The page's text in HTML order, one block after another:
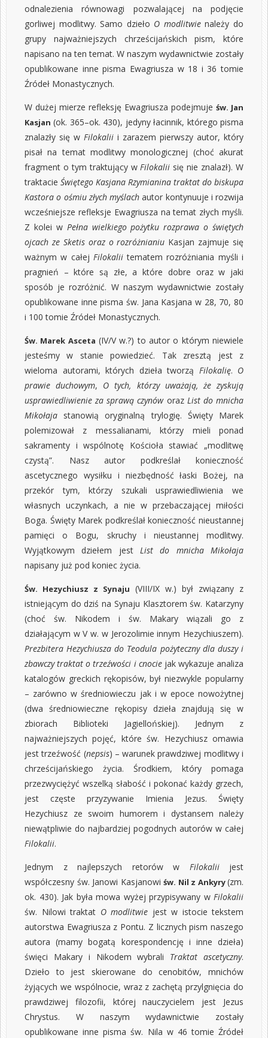
odnalezienia równowagi pozwalającej na podjęcie
gorliwej modlitwy. Samo dzieło O modlitwienależy do
grupy najważniejszych chrześcijańskich pism, które
napisano na ten temat. W naszym wydawnictwie zostały
opublikowane innepisma Ewagriusza w 18 i 36 tomie
Źródeł Monastycznych.
W dużej mierze refleksję Ewagriusza podejmuje św. Jan
Kasjan (ok. 365–ok. 430), jedyny łacinnik, którego pisma
znalazły się w Filokalii i zarazem pierwszy autor, który
pisał na temat modlitwy monologicznej (choć akurat
fragment o tym traktujący wFilokalii się nie znalazł). W
traktacie Świętego Kasjana Rzymianina traktat do biskupa
Kastora o ośmiu złych myślach autor kontynuuje i rozwija
wcześniejsze refleksje Ewagriusza na temat złych myśli.
Z kolei w Pełna wielkiego pożytku rozprawa o świętych
ojcach ze Sketis oraz o rozróżnianiu Kasjan zajmuje się
ważnym w całej Filokaliitematem rozróżniania myśli i
pragnień – które są złe, a które dobre oraz w jaki
sposób je rozróżnić. W naszym wydawnictwie zostały
opublikowane innepisma św. Jana Kasjana w 28, 70, 80
i 100 tomie Źródeł Monastycznych.
Św. Marek Asceta (IV/V w.?) to autor o którym niewiele
jesteśmy w stanie powiedzieć. Tak zresztą jest z
wieloma autorami, których dzieła tworzą Filokalię. O
prawie duchowym, O tych, którzy uważają, że zyskują
usprawiedliwienie za sprawą czynóworaz List do mnicha
Mikołaja stanowią oryginalną trylogię. Święty Marek
polemizował z messalianami, którzy mieli ponad
sakramenty i wspólnotę Kościoła stawiać „modlitwę
czystą”. Nasz autor podkreślał konieczność
ascetycznego wysiłku i niezbędność łaski Bożej, na
przekór tym, którzy szukali usprawiedliwienia we
własnych uczynkach, a nie w przebaczającej miłości
Boga. Święty Marek podkreślał konieczność nieustannej
pamięci o Bogu, skruchy i nieustannej modlitwy.
Wyjątkowym dziełem jest List do mnicha Mikołaja
napisany już pod koniec życia.
Św. Hezychiusz z Synaju (VIII/IX w.) był związany z
istniejącym do dziś na Synaju Klasztorem św. Katarzyny
(choć św. Nikodem i św. Makary wiązali go z
działającym w V w. w Jerozolimie innym Hezychiuszem).
Prezbitera Hezychiusza do Teodula pożyteczny dla duszy i
zbawczy traktat o trzeźwości i cnociejak wykazuje analiza
katalogów greckich rękopisów, był niezwykle popularny
– zarówno w średniowieczu jak i w epoce nowożytnej
(dwa średniowieczne rękopisy dzieła znajdują się w
zbiorach Biblioteki Jagiellońskiej). Jednym z
najważniejszych pojęć, które św. Hezychiusz omawia
jest trzeźwość (nepsis) – warunek prawdziwej modlitwy i
chrześcijańskiego życia. Środkiem, który pomaga
przezwyciężyć wszelką słabość i pokonać każdy grzech,
jest częste przyzywanie Imienia Jezus. Święty
Hezychiusz ze swoim humorem i dystansem należy
niewątpliwie do najbardziej pogodnych autorów w całej
Filokalii.
Jednym z najlepszych retorów w Filokalii jest
współczesny św. Janowi Kasjanowi św. Nil z Ankyry(zm.
ok. 430). Jak była mowa wyżej przypisywany w Filokalii
św. Nilowi traktat O modlitwie jest w istocie tekstem
autorstwa Ewagriusza z Pontu. Z licznych pism naszego
autora (mamy bogatą korespondencję i inne dzieła)
święci Makary i Nikodem wybrali Traktat ascetyczny.
Dzieło to jest skierowane do cenobitów, mnichów
żyjących we wspólnocie, wraz z zachętą przylgnięcia do
prawdziwej filozofii, której nauczycielem jest Jezus
Chrystus. W naszym wydawnictwie zostały
opublikowane innepisma św. Nila w 46 tomie Źródeł